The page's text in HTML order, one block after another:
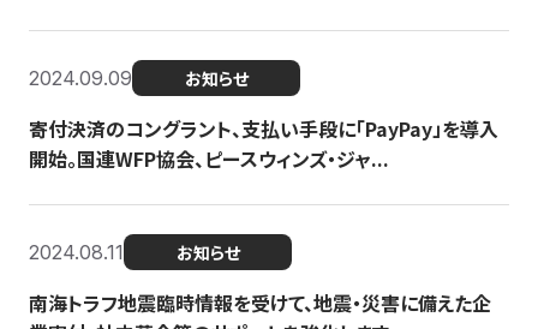
2024.09.09 お知らせ
寄付決済のコングラント、支払い手段に「PayPay」を導入
開始。国連WFP協会、ピースウィンズ・ジャ...
2024.08.11 お知らせ
南海トラフ地震臨時情報を受けて、地震・災害に備えた企